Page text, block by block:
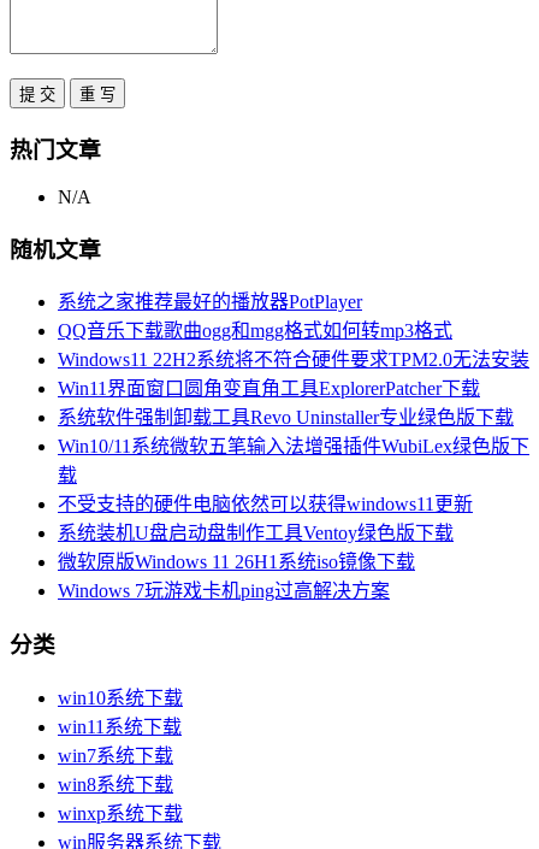
热门文章
N/A
随机文章
系统之家推荐最好的播放器PotPlayer
QQ音乐下载歌曲ogg和mgg格式如何转mp3格式
Windows11 22H2系统将不符合硬件要求TPM2.0无法安装
Win11界面窗口圆角变直角工具ExplorerPatcher下载
系统软件强制卸载工具Revo Uninstaller专业绿色版下载
Win10/11系统微软五笔输入法增强插件WubiLex绿色版下
载
不受支持的硬件电脑依然可以获得windows11更新
系统装机U盘启动盘制作工具Ventoy绿色版下载
微软原版Windows 11 26H1系统iso镜像下载
Windows 7玩游戏卡机ping过高解决方案
分类
win10系统下载
win11系统下载
win7系统下载
win8系统下载
winxp系统下载
win服务器系统下载